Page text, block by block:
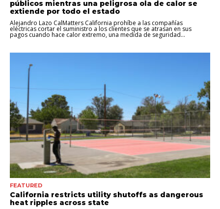
públicos mientras una peligrosa ola de calor se
extiende por todo el estado
Alejandro Lazo CalMatters California prohíbe a las compañías
eléctricas cortar el suministro a los clientes que se atrasan en sus
pagos cuando hace calor extremo, una medida de seguridad...
FEATURED
California restricts utility shutoffs as dangerous
heat ripples across state